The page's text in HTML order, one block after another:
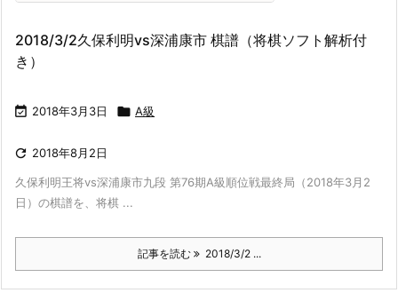
2018/3/2久保利明vs深浦康市 棋譜（将棋ソフト解析付
き）
 2018年3月3日  A級
 2018年8月2日
久保利明王将vs深浦康市九段 第76期A級順位戦最終局（2018年3月2
日）の棋譜を、将棋 ...
記事を読む 2018/3/2 ...